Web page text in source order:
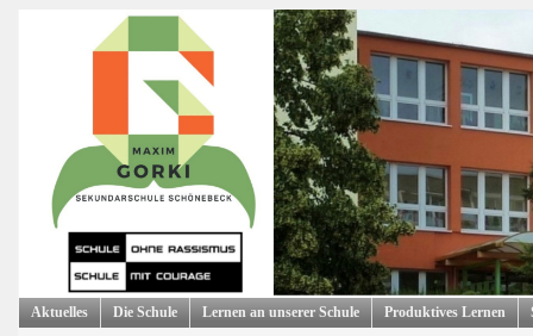
Aktuelles Die Schule Lernen an unserer Schule Produktives Lernen